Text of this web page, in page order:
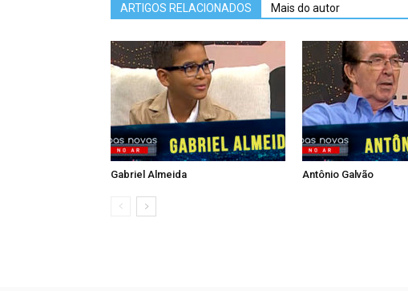
ARTIGOS RELACIONADOS Mais do autor
Gabriel Almeida Antônio Galvão